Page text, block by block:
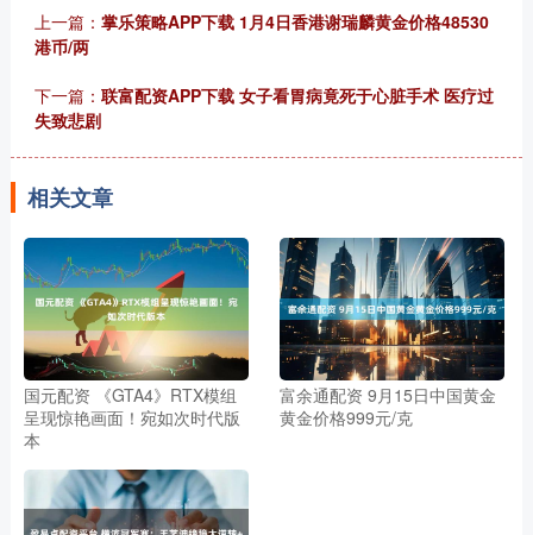
上一篇： 掌乐策略APP下载 1月4日香港谢瑞麟黄金价格48530
港币/两
下一篇： 联富配资APP下载 女子看胃病竟死于心脏手术 医疗过
失致悲剧
相关文章
国元配资 《GTA4》RTX模组
呈现惊艳画面！宛如次时代版
本
富余通配资 9月15日中国黄金
黄金价格999元/克